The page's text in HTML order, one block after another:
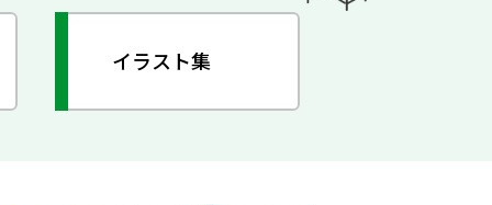
イラスト集